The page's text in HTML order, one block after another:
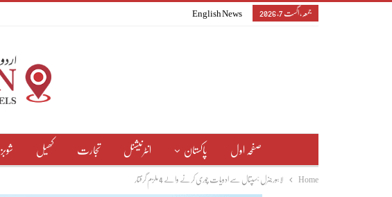
جمعہ, اگست 7, 2026 English News
صفحہ اول پاکستان انٹرنیشنل تجارت کھیل شوبز
Home لاہورجنرل ہسپتال سے ادویات چوری کرنے والے 4 ملزم گرفتار